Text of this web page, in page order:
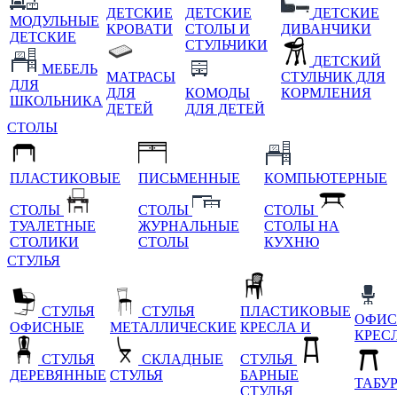
МОДУЛЬНЫЕ
ДЕТСКИЕ
МЕБЕЛЬ
ДЛЯ
ШКОЛЬНИКА
ДЕТСКИЕ
КРОВАТИ
МАТРАСЫ
ДЛЯ
ДЕТЕЙ
ДЕТСКИЕ
СТОЛЫ И
СТУЛЬЧИКИ
КОМОДЫ
ДЛЯ ДЕТЕЙ
ДЕТСКИЕ
ДИВАНЧИКИ
ДЕТСКИЙ
СТУЛЬЧИК ДЛЯ
КОРМЛЕНИЯ
СТОЛЫ
ПЛАСТИКОВЫЕ
СТОЛЫ
ТУАЛЕТНЫЕ
СТОЛИКИ
ПИСЬМЕННЫЕ
СТОЛЫ
ЖУРНАЛЬНЫЕ
СТОЛЫ
КОМПЬЮТЕРНЫЕ
СТОЛЫ
СТОЛЫ НА
КУХНЮ
СТУЛЬЯ
СТУЛЬЯ
ОФИСНЫЕ
СТУЛЬЯ
ДЕРЕВЯННЫЕ
СТУЛЬЯ
МЕТАЛЛИЧЕСКИЕ
СКЛАДНЫЕ
СТУЛЬЯ
ПЛАСТИКОВЫЕ
КРЕСЛА И
СТУЛЬЯ
БАРНЫЕ
СТУЛЬЯ